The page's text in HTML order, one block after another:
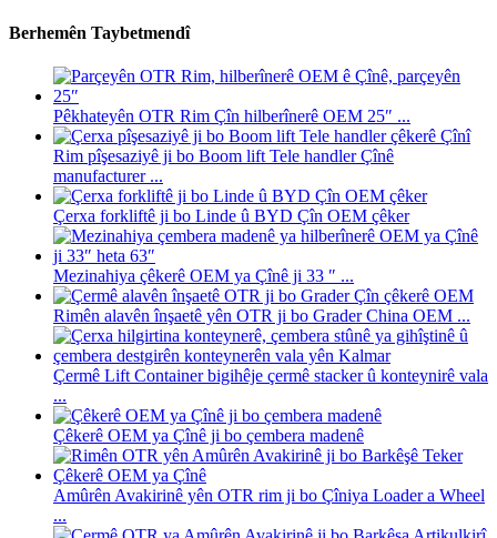
Berhemên Taybetmendî
Pêkhateyên OTR Rim Çîn hilberînerê OEM 25″ ...
Rim pîşesaziyê ji bo Boom lift Tele handler Çînê
manufacturer ...
Çerxa forkliftê ji bo Linde û BYD Çîn OEM çêker
Mezinahiya çêkerê OEM ya Çînê ji 33 ″ ...
Rimên alavên înşaetê yên OTR ji bo Grader China OEM ...
Çermê Lift Container bigihêje çermê stacker û konteynirê vala
...
Çêkerê OEM ya Çînê ji bo çembera madenê
Amûrên Avakirinê yên OTR rim ji bo Çîniya Loader a Wheel
...